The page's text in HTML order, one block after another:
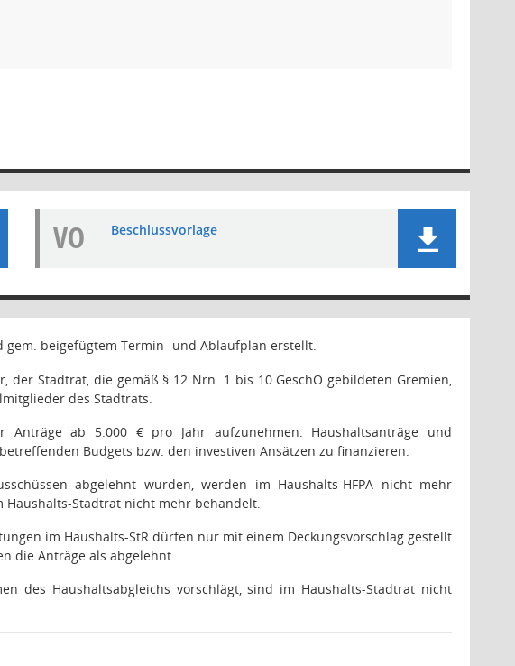
VO Beschlussvorlage
gem. beigefügtem Termin- und Ablaufplan erstellt.
Stadtrat, die gemäß § 12 Nrn. 1 bis 10 GeschO gebildeten Gremien,
des Stadtrats.
ab 5.000 € pro Jahr aufzunehmen. Haushaltsanträge und
Budgets bzw. den investiven Ansätzen zu finanzieren.
abgelehnt wurden, werden im Haushalts-HFPA nicht mehr
Haushalts-Stadtrat nicht mehr behandelt.
im Haushalts-StR dürfen nur mit einem Deckungsvorschlag gestellt
die Anträge als abgelehnt.
des Haushaltsabgleichs vorschlägt, sind im Haushalts-Stadtrat nicht